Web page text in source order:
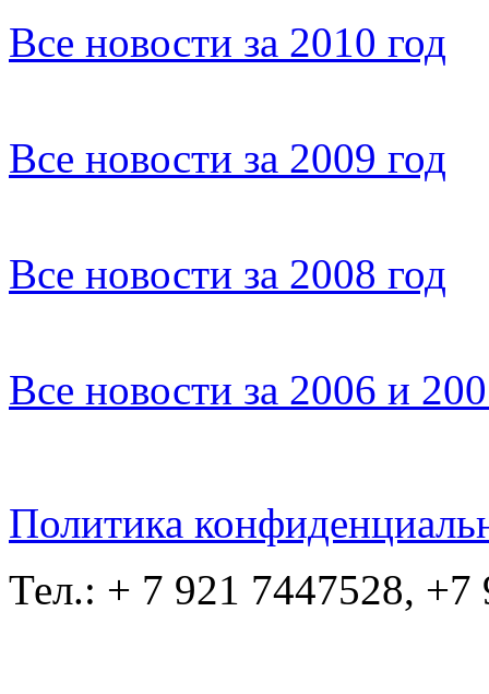
Все новости за 2010 год
Все новости за 2009 год
Все новости за 2008 год
Все новости за 2006 и
Политика
Тел.: + 7 921 7447528, +7